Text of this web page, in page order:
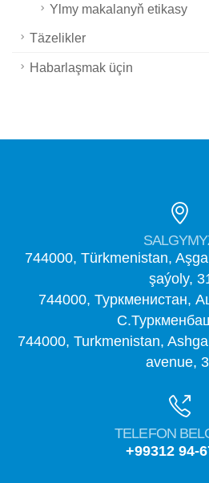
Ylmy makalanyň etikasy
Täzelikler
Habarlaşmak üçin
744000, Türkmenistan,
şaýoly,
744000, Туркменистан,
744000, Turkmenistan,
avenue,
TELEFON
+99312 94-